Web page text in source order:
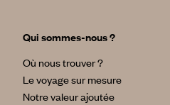
Qui sommes-nous ?
Où nous trouver ?
Le voyage sur mesure
Notre valeur ajoutée